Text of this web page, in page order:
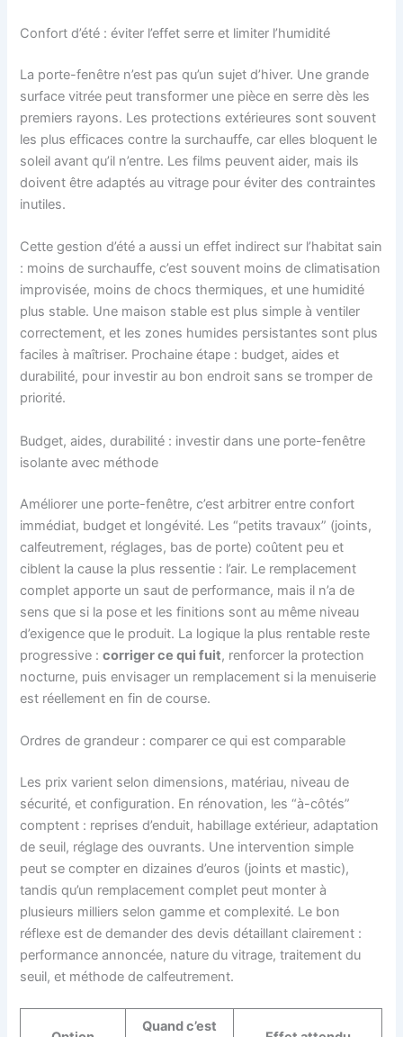
Confort d’été : éviter l’effet serre et limiter l’humidité
La porte-fenêtre n’est pas qu’un sujet d’hiver. Une grande
surface vitrée peut transformer une pièce en serre dès les
premiers rayons. Les protections extérieures sont souvent
les plus efficaces contre la surchauffe, car elles bloquent le
soleil avant qu’il n’entre. Les films peuvent aider, mais ils
doivent être adaptés au vitrage pour éviter des contraintes
inutiles.
Cette gestion d’été a aussi un effet indirect sur l’habitat sain
: moins de surchauffe, c’est souvent moins de climatisation
improvisée, moins de chocs thermiques, et une humidité
plus stable. Une maison stable est plus simple à ventiler
correctement, et les zones humides persistantes sont plus
faciles à maîtriser. Prochaine étape : budget, aides et
durabilité, pour investir au bon endroit sans se tromper de
priorité.
Budget, aides, durabilité : investir dans une porte-fenêtre
isolante avec méthode
Améliorer une porte-fenêtre, c’est arbitrer entre confort
immédiat, budget et longévité. Les “petits travaux” (joints,
calfeutrement, réglages, bas de porte) coûtent peu et
ciblent la cause la plus ressentie : l’air. Le remplacement
complet apporte un saut de performance, mais il n’a de
sens que si la pose et les finitions sont au même niveau
d’exigence que le produit. La logique la plus rentable reste
progressive :corriger ce qui fuit, renforcer la protection
nocturne, puis envisager un remplacement si la menuiserie
est réellement en fin de course.
Ordres de grandeur : comparer ce qui est comparable
Les prix varient selon dimensions, matériau, niveau de
sécurité, et configuration. En rénovation, les “à-côtés”
comptent : reprises d’enduit, habillage extérieur, adaptation
de seuil, réglage des ouvrants. Une intervention simple
peut se compter en dizaines d’euros (joints et mastic),
tandis qu’un remplacement complet peut monter à
plusieurs milliers selon gamme et complexité. Le bon
réflexe est de demander des devis détaillant clairement :
performance annoncée, nature du vitrage, traitement du
seuil, et méthode de calfeutrement.
Quand c’est